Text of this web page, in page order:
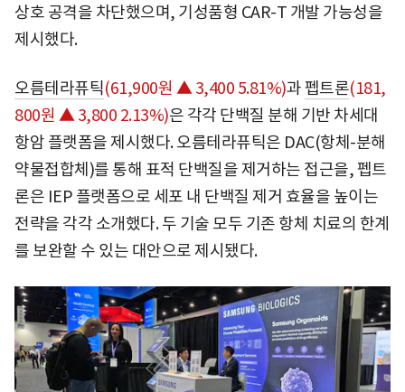
상호 공격을 차단했으며, 기성품형 CAR-T 개발 가능성을
제시했다.
오름테라퓨틱(61,900원 ▲ 3,400 5.81%)과펩트론(181,
800원 ▲ 3,800 2.13%)은 각각 단백질 분해 기반 차세대
항암 플랫폼을 제시했다. 오름테라퓨틱은 DAC(항체-분해
약물접합체)를 통해 표적 단백질을 제거하는 접근을, 펩트
론은 IEP 플랫폼으로 세포 내 단백질 제거 효율을 높이는
전략을 각각 소개했다. 두 기술 모두 기존 항체 치료의 한계
를 보완할 수 있는 대안으로 제시됐다.